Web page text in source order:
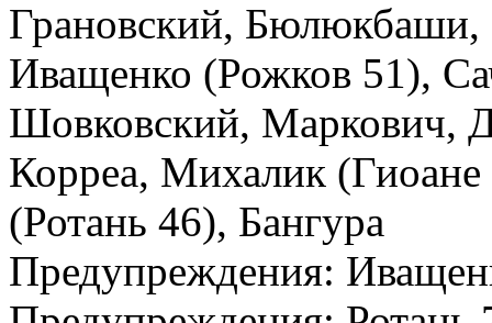
Грановский,
Иващенко (Рожков 51),
Шовковский, Маркович,
Корреа, Михалик
(Ротань 46), Бангура
Предупреждения: